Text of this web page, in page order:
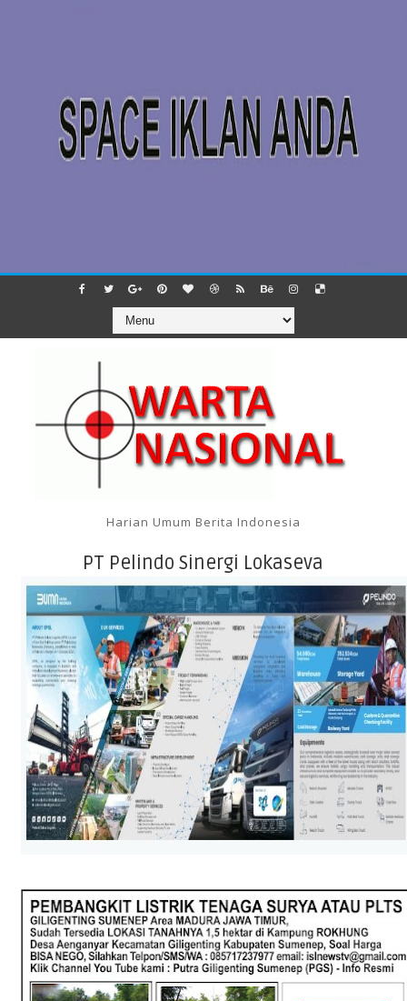
Harian Umum Berita Indonesia
PT Pelindo Sinergi Lokaseva